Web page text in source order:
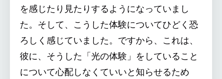
を感じたり見たりするようになっていまし
た。そして、こうした体験についてひどく恐
ろしく感じていました。ですから、これは、
彼に、そうした「光の体験」をしていること
について心配しなくていいと知らせるため